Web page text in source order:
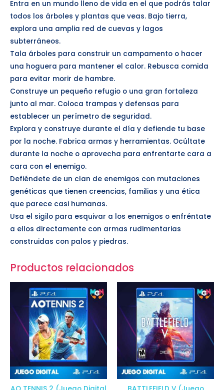
Entra en un mundo lleno de vida en el que podrás talar
todos los árboles y plantas que veas. Bajo tierra,
explora una amplia red de cuevas y lagos
subterráneos.
Tala árboles para construir un campamento o hacer
una hoguera para mantener el calor. Rebusca comida
para evitar morir de hambre.
Construye un pequeño refugio o una gran fortaleza
junto al mar. Coloca trampas y defensas para
establecer un perímetro de seguridad.
Explora y construye durante el día y defiende tu base
por la noche. Fabrica armas y herramientas. Ocúltate
durante la noche o aprovecha para enfrentarte cara a
cara con el enemigo.
Defiéndete de un clan de enemigos con mutaciones
genéticas que tienen creencias, familias y una ética
que parece casi humanas.
Usa el sigilo para esquivar a los enemigos o enfréntate
a ellos directamente con armas rudimentarias
construidas con palos y piedras.
Productos relacionados